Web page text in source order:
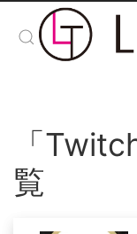
「
覧